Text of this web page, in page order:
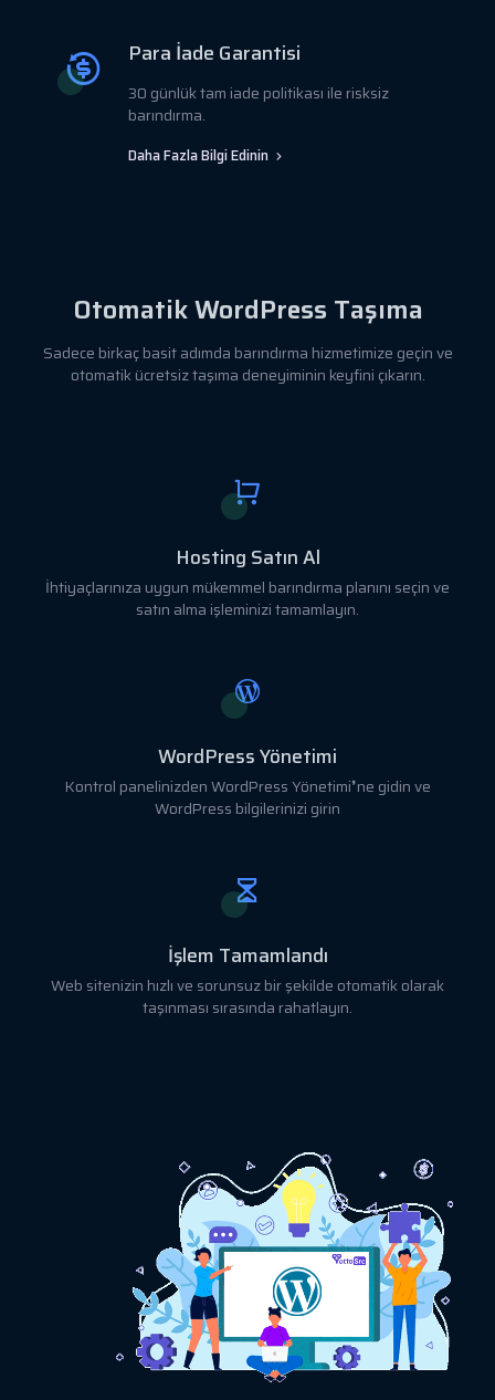
Para İade Garantisi
30 günlük tam iade politikası ile risksiz
barındırma.
Daha Fazla Bilgi Edinin
Otomatik WordPress Taşıma
Sadece birkaç basit adımda barındırma hizmetimize geçin ve
otomatik ücretsiz taşıma deneyiminin keyfini çıkarın.
Hosting Satın Al
İhtiyaçlarınıza uygun mükemmel barındırma planını seçin ve
satın alma işleminizi tamamlayın.
WordPress Yönetimi
Kontrol panelinizden WordPress Yönetimi❜ne gidin ve
WordPress bilgilerinizi girin
İşlem Tamamlandı
Web sitenizin hızlı ve sorunsuz bir şekilde otomatik olarak
taşınması sırasında rahatlayın.